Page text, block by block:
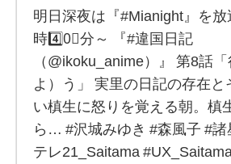
明日深夜は『#Mianight』を放
時4️⃣0⃣分～ 『#違国日記
（@ikoku_anime）』 第8話
よ）う」 実里の日記の存在と
い槙生に怒りを覚える朝。槙
ら… #沢城みゆき #森風子 #諸
テレ21_Saitama